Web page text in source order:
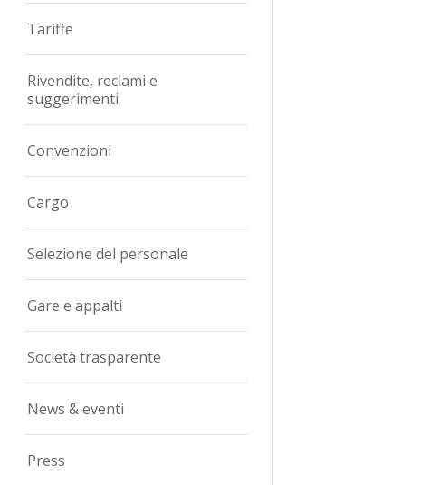
Tariffe
Rivendite, reclami e
suggerimenti
Convenzioni
Cargo
Selezione del personale
Gare e appalti
Società trasparente
News & eventi
Press